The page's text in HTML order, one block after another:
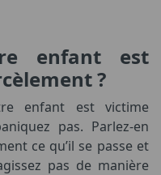
enfant est
?
enfant est victime
pas. Parlez-en
ce qu’il se passe et
pas de manière